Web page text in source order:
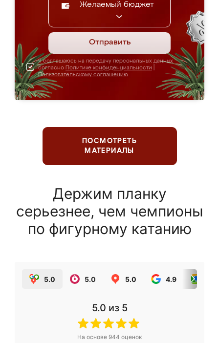
Желаемый бюджет
Отправить
Я соглашаюсь на передачу персональных данных
согласно Политике конфиденциальности
Пользовательскому соглашению
ПОСМОТРЕТЬ
МАТЕРИАЛЫ
Держим планку
серьезнее, чем чемпионы
по фигурному катанию
5.0 5.0 5.0 4.9
5.0 из 5
На основе 944 оценок